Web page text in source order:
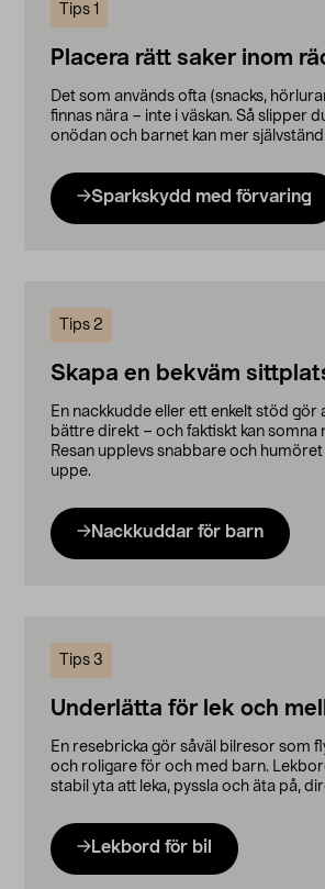
Tips 1
Placera rätt saker inom
Det som används ofta (snacks,
finnas nära – inte i väskan. Så slipper
onödan och barnet kan mer
Sparkskydd med förvaring
Tips 2
Skapa en bekväm
En nackkudde eller ett enkelt stöd gör
bättre direkt – och faktiskt kan somna
Resan upplevs snabbare och
uppe.
Nackkuddar för barn
Tips 3
Underlätta för lek och
En resebricka gör såväl bilresor som
och roligare för och med barn.
stabil yta att leka, pyssla och äta på,
Lekbord för bil